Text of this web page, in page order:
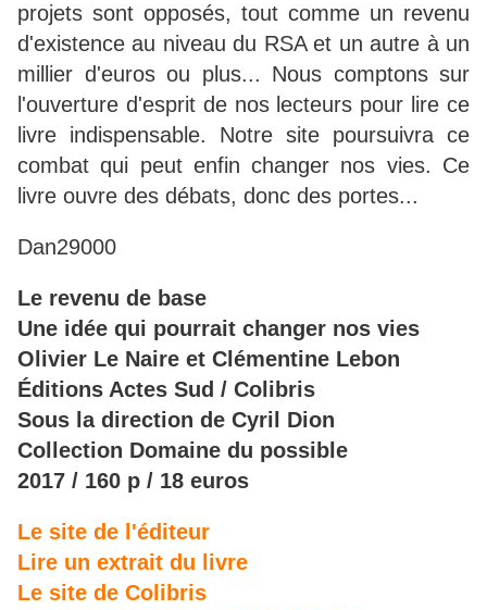
projets sont opposés, tout comme un revenu
d'existence au niveau du RSA et un autre à un
millier d'euros ou plus... Nous comptons sur
l'ouverture d'esprit de nos lecteurs pour lire ce
livre indispensable. Notre site poursuivra ce
combat qui peut enfin changer nos vies. Ce
livre ouvre des débats, donc des portes...
Dan29000
Le revenu de base
Une idée qui pourrait changer nos vies
Olivier Le Naire et Clémentine Lebon
Éditions Actes Sud / Colibris
Sous la direction de Cyril Dion
Collection Domaine du possible
2017 / 160 p / 18 euros
Le site de l'éditeur
Lire un extrait du livre
Le site de Colibris